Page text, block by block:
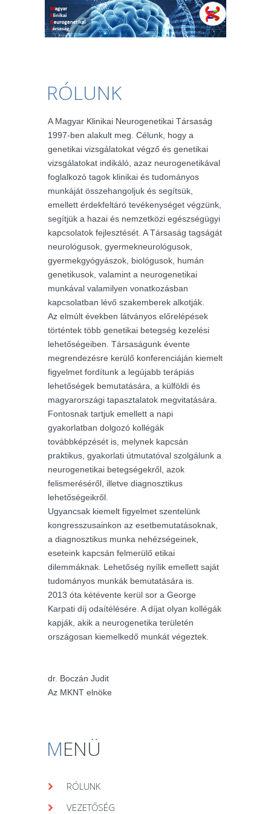
RÓLUNK
A Magyar Klinikai Neurogenetikai Társaság
1997-ben alakult meg. Célunk, hogy a
genetikai vizsgálatokat végző és genetikai
vizsgálatokat indikáló, azaz neurogenetikával
foglalkozó tagok klinikai és tudományos
munkáját összehangoljuk és segítsük,
emellett érdekfeltáró tevékenységet végzünk,
segítjük a hazai és nemzetközi egészségügyi
kapcsolatok fejlesztését. A Társaság tagságát
neurológusok, gyermekneurológusok,
gyermekgyógyászok, biológusok, humán
genetikusok, valamint a neurogenetikai
munkával valamilyen vonatkozásban
kapcsolatban lévő szakemberek alkotják.
Az elmúlt években látványos előrelépések
történtek több genetikai betegség kezelési
lehetőségeiben. Társaságunk évente
megrendezésre kerülő konferenciáján kiemelt
figyelmet fordítunk a legújabb terápiás
lehetőségek bemutatására, a külföldi és
magyarországi tapasztalatok megvitatására.
Fontosnak tartjuk emellett a napi
gyakorlatban dolgozó kollégák
továbbképzését is, melynek kapcsán
praktikus, gyakorlati útmutatóval szolgálunk a
neurogenetikai betegségekről, azok
felismeréséről, illetve diagnosztikus
lehetőségeikről.
Ugyancsak kiemelt figyelmet szentelünk
kongresszusainkon az esetbemutatásoknak,
a diagnosztikus munka nehézségeinek,
eseteink kapcsán felmerülő etikai
dilemmáknak. Lehetőség nyílik emellett saját
tudományos munkák bemutatására is.
2013 óta kétévente kerül sor a George
Karpati díj odaítélésére. A díjat olyan kollégák
kapják, akik a neurogenetika területén
országosan kiemelkedő munkát végeztek.
dr. Boczán Judit
Az MKNT elnöke
MENÜ
RÓLUNK
VEZETŐSÉG